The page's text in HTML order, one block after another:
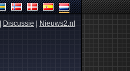
Discussie Nieuws2.nl